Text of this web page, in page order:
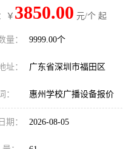
￥ 3850.00 元/个 起
量： 9999.00个
址： 广东省深圳市福田区
： 惠州学校广播设备报价
期： 2026-08-05